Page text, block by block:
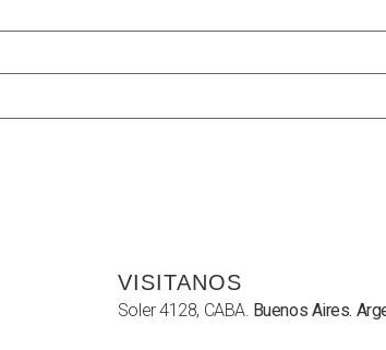
VISITANOS
Soler 4128, CABA. Buenos Aires.